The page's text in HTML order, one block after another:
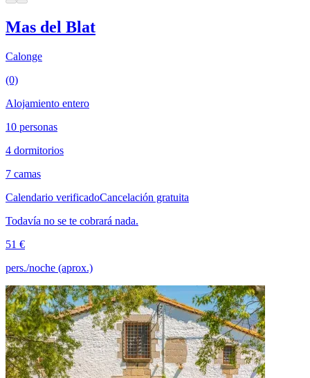
Mas del Blat
Calonge
(0)
Alojamiento entero
10 personas
4 dormitorios
7 camas
Calendario verificadoCancelación gratuita
Todavía no se te cobrará nada.
51 €
pers./noche (aprox.)